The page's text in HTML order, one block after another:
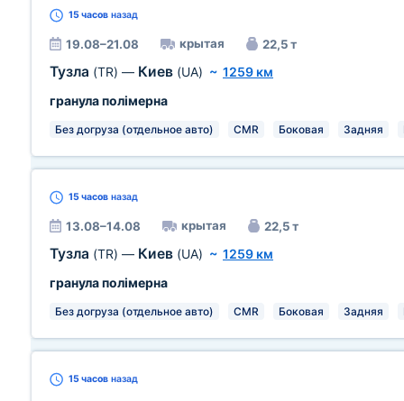
15 часов назад
19.08–21.08 крытая 22,5 т
Тузла (TR) — Киев (UA) ~ 1259 км
гранула полімерна
Без догруза (отдельное авто) CMR Боковая Задняя
15 часов назад
13.08–14.08 крытая 22,5 т
Тузла (TR) — Киев (UA) ~ 1259 км
гранула полімерна
Без догруза (отдельное авто) CMR Боковая Задняя
15 часов назад